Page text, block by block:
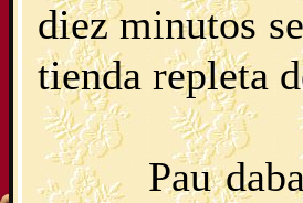
diez minutos
tienda repleta
Pau